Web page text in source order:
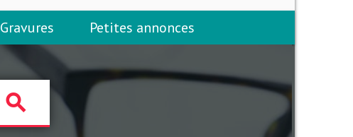
Gravures Petites annonces
search